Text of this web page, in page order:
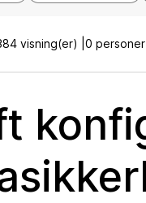
visning(er) | 0